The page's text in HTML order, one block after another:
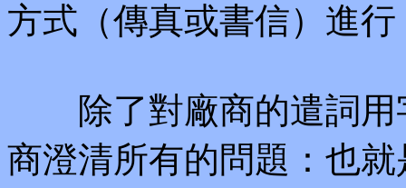
方式（傳真或書信）進
除了對廠商的遣詞用
商澄清所有的問題：也